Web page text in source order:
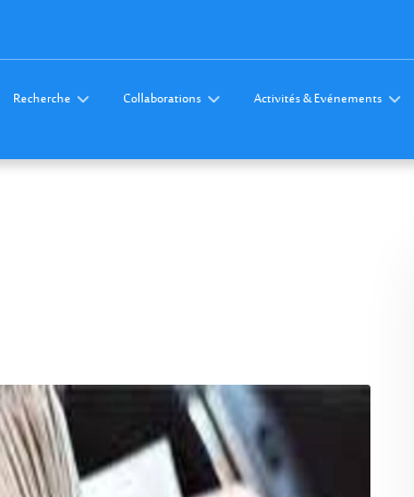
Recherche Collaborations Activités & Evénements